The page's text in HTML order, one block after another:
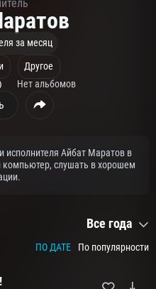
за месяц
Другое
Нет альбомов
исполнителя Айбат Маратов в
компьютер, слушать в хорошем
Все года
ПО ДАТЕ По популярности